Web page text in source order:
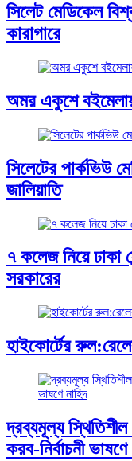
সিলেট মেডিকেল
কারাগারে
অমর একুশে
সিলেটের পার্কভিউ
জালিয়াতি
৭ কলেজ নিয়ে ঢাকা
সরকারের
হাইকোর্টের
দ্রব্যমূল্য
করব-নির্বাচনী ভাষণে